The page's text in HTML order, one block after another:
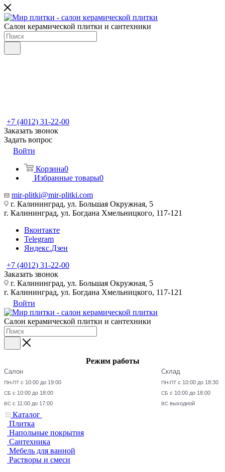
Салон керамической плитки и сантехники
+7 (4012) 31-22-00
Заказать звонок
Задать вопрос
Войти
Корзина0
Избранные товары0
mir-plitki@mir-plitki.com
г. Калининград, ул. Большая Окружная, 5
г. Калининград, ул. Богдана Хмельницкого, 117-121
Вконтакте
Telegram
Яндекс.Дзен
+7 (4012) 31-22-00
Заказать звонок
г. Калининград, ул. Большая Окружная, 5
г. Калининград, ул. Богдана Хмельницкого, 117-121
Войти
Салон керамической плитки и сантехники
Режим работы
Салон
ПН-ПТ с 10:00 до 19:00
СБ с 10:00 до 18:00
ВС с 11:00 до 17:00
Склад
ПН-ПТ с 10:00 до 18:30
СБ с 10:00 до 18:00
ВС выходной
Каталог
Плитка
Напольные покрытия
Сантехника
Мебель для ванной
Растворы и смеси